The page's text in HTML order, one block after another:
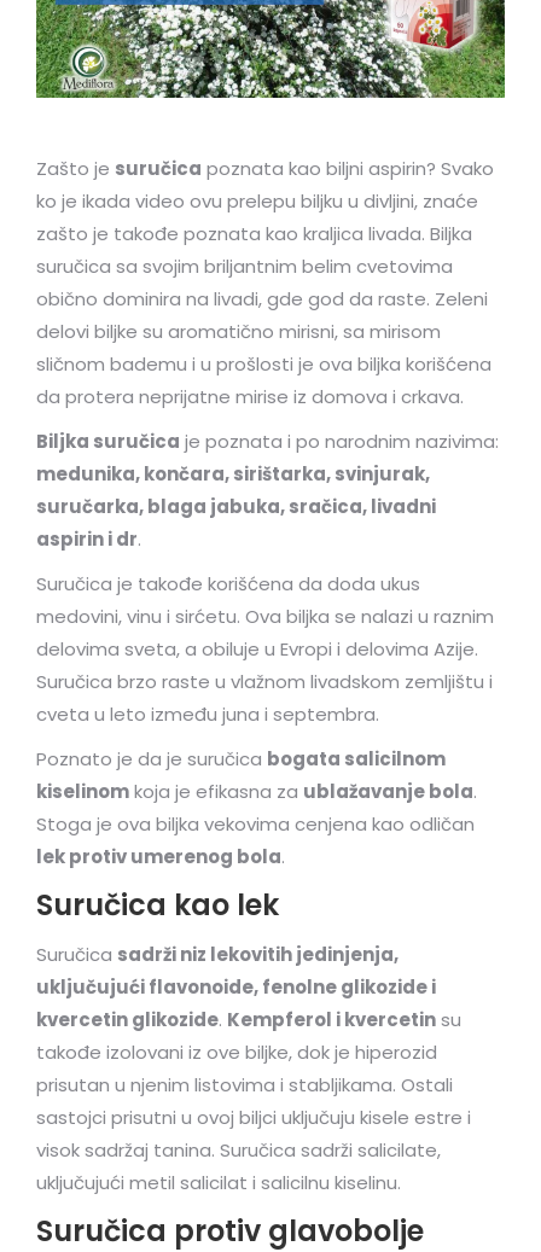
Zašto je suručica poznata kao biljni aspirin? Svako
ko je ikada video ovu prelepu biljku u divljini, znaće
zašto je takođe poznata kao kraljica livada. Biljka
suručica sa svojim briljantnim belim cvetovima
obično dominira na livadi, gde god da raste. Zeleni
delovi biljke su aromatično mirisni, sa mirisom
sličnom bademu i u prošlosti je ova biljka korišćena
da protera neprijatne mirise iz domova i crkava.
Biljka suručica je poznata i po narodnim nazivima:
medunika, končara, sirištarka, svinjurak,
suručarka, blaga jabuka, sračica, livadni
aspirin i dr.
Suručica je takođe korišćena da doda ukus
medovini, vinu i sirćetu. Ova biljka se nalazi u raznim
delovima sveta, a obiluje u Evropi i delovima Azije.
Suručica brzo raste u vlažnom livadskom zemljištu i
cveta u leto između juna i septembra.
Poznato je da je suručica bogata salicilnom
kiselinomkoja je efikasna za ublažavanje bola.
Stoga je ova biljka vekovima cenjena kao odličan
lek protiv umerenog bola.
Suručica kao lek
Suručica sadrži niz lekovitih jedinjenja,
uključujući flavonoide, fenolne glikozide i
kvercetin glikozide. Kempferol i kvercetinsu
takođe izolovani iz ove biljke, dok je hiperozid
prisutan u njenim listovima i stabljikama. Ostali
sastojci prisutni u ovoj biljci uključuju kisele estre i
visok sadržaj tanina. Suručica sadrži salicilate,
uključujući metil salicilat i salicilnu kiselinu.
Suručica protiv glavobolje